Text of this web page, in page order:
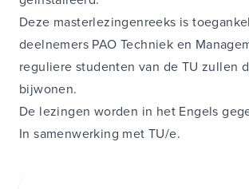
Deze masterlezingenreeks is
deelnemers PAO Techniek en
reguliere studenten van de TU zullen
bijwonen.
De lezingen worden in het Engels
In samenwerking met TU/e.